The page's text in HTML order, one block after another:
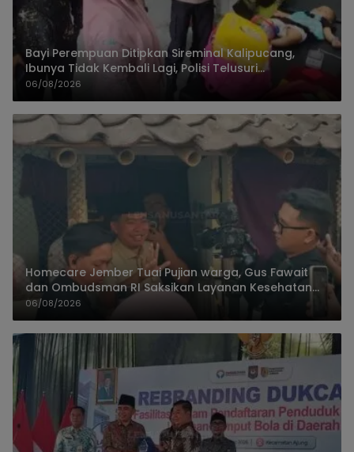
Bayi Perempuan Ditipkan Sireminal Kalipucang,
Ibunya Tidak Kembali Lagi, Polisi Telusuri
Keberadaan Orang Tua
06/08/2026
Homecare Jember Tuai Pujian warga, Gus Fawait
dan Ombudsman RI Saksikan Layanan Kesehatan
Rumah Pasien
06/08/2026